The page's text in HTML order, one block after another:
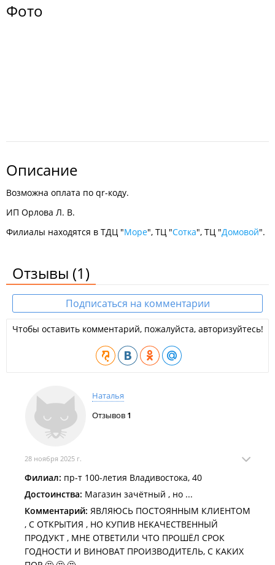
Фото
Описание
Возможна оплата по qr-коду.
ИП Орлова Л. В.
Филиалы находятся в ТДЦ "Море", ТЦ "Сотка", ТЦ "Домовой".
Отзывы (1)
Подписаться на комментарии
Чтобы оставить комментарий, пожалуйста, авторизуйтесь!
Наталья
Отзывов 1
28 ноября 2025 г.
Филиал: пр-т 100-летия Владивостока, 40
Достоинства: Магазин зачётный , но ...
Комментарий: ЯВЛЯЮСЬ ПОСТОЯННЫМ КЛИЕНТОМ
, С ОТКРЫТИЯ , НО КУПИВ НЕКАЧЕСТВЕННЫЙ
ПРОДУКТ , МНЕ ОТВЕТИЛИ ЧТО ПРОШЁЛ СРОК
ГОДНОСТИ И ВИНОВАТ ПРОИЗВОДИТЕЛЬ, С КАКИХ